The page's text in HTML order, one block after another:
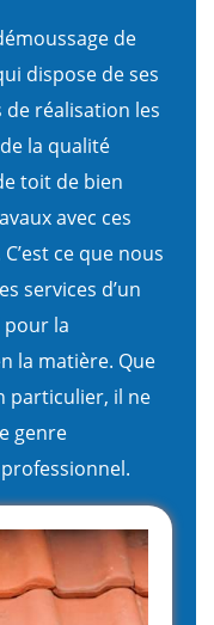
de
dispose de ses
réalisation les
la qualité
toit de bien
avec ces
ce que nous
services d’un
la
la matière. Que
particulier, il ne
genre